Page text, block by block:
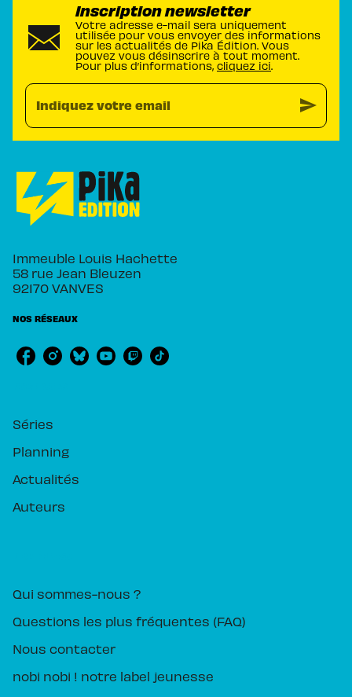
Inscription newsletter
Votre adresse e-mail sera uniquement
utilisée pour vous envoyer des informations
sur les actualités de Pika Édition. Vous
pouvez vous désinscrire à tout moment.
Pour plus d’informations, cliquez ici.
Indiquez votre email send
Immeuble Louis Hachette
58 rue Jean Bleuzen
92170 VANVES
NOS RÉSEAUX
Séries
Planning
Actualités
Auteurs
Qui sommes-nous ?
Questions les plus fréquentes (FAQ)
Nous contacter
nobi nobi ! notre label jeunesse